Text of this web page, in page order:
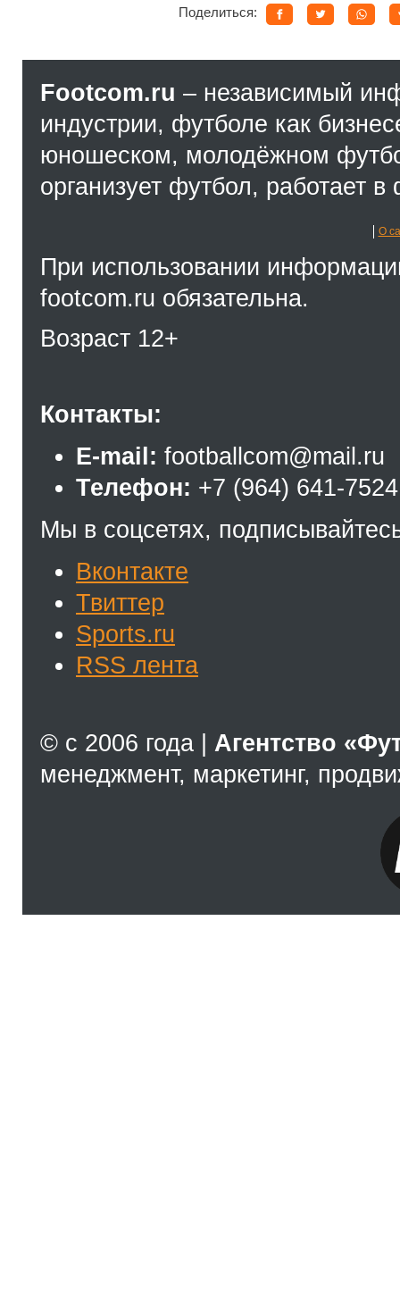
Поделиться:
Footcom.ru – независимый
индустрии, футболе как
юношеском, молодёжном
организует футбол, работает
О
При использовании
footcom.ru обязательна.
Возраст 12+
Контакты:
E-mail: footballcom@mail.ru
Телефон: +7 (964) 641-7524
Мы в соцсетях,
Вконтакте
Твиттер
Sports.ru
RSS лента
© с 2006 года | Агентство
менеджмент, маркетинг,